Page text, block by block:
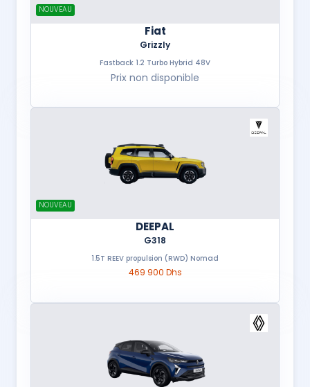
NOUVEAU
Fiat
Grizzly
Fastback 1.2 Turbo Hybrid 48V
Prix non disponible
NOUVEAU
DEEPAL
G318
1.5T REEV propulsion (RWD) Nomad
469 900 Dhs